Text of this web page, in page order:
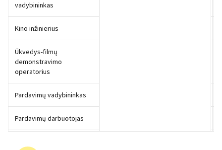
vadybininkas
Kino inžinierius
Ūkvedys-filmų
demonstravimo
operatorius
Pardavimų vadybininkas
Pardavimų darbuotojas